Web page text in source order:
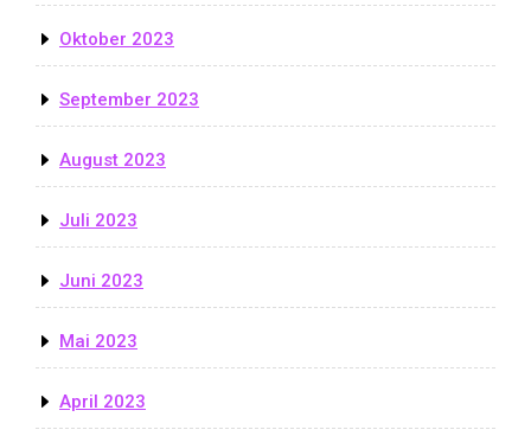
Oktober 2023
September 2023
August 2023
Juli 2023
Juni 2023
Mai 2023
April 2023